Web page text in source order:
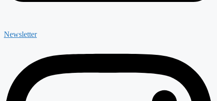
Newsletter